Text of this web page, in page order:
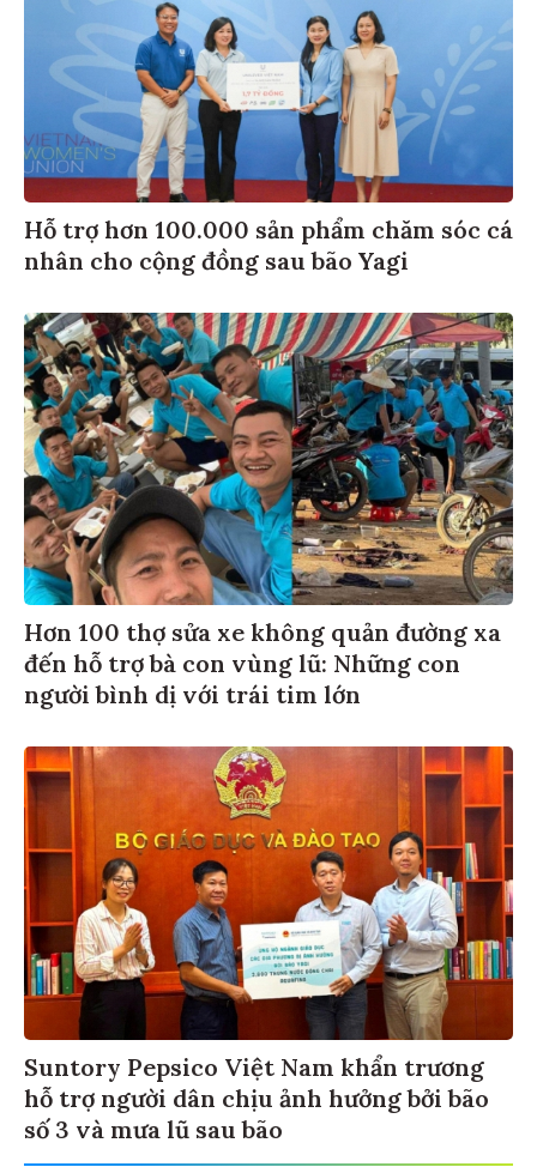
Hỗ trợ hơn 100.000 sản phẩm chăm sóc cá
nhân cho cộng đồng sau bão Yagi
Hơn 100 thợ sửa xe không quản đường xa
đến hỗ trợ bà con vùng lũ: Những con
người bình dị với trái tim lớn
Suntory Pepsico Việt Nam khẩn trương
hỗ trợ người dân chịu ảnh hưởng bởi bão
số 3 và mưa lũ sau bão